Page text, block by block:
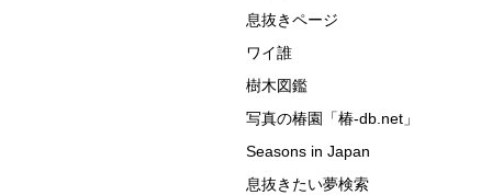
息抜きページ
ワイ誰
樹木図鑑
写真の椿園「椿-db.net」
Seasons in Japan
息抜きたい夢検索